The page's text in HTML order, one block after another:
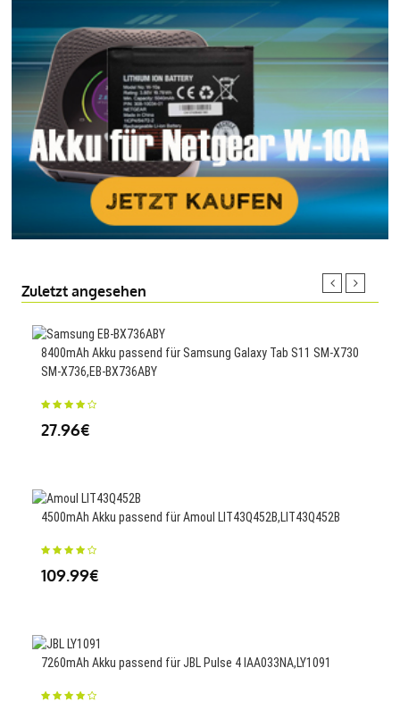
Zuletzt angesehen
8400mAh Akku passend für Samsung Galaxy Tab S11 SM-X730
SM-X736,EB-BX736ABY
27.96€
4500mAh Akku passend für Amoul LIT43Q452B,LIT43Q452B
109.99€
7260mAh Akku passend für JBL Pulse 4 IAA033NA,LY1091